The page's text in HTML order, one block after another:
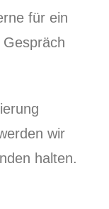
für ein
wir
halten.